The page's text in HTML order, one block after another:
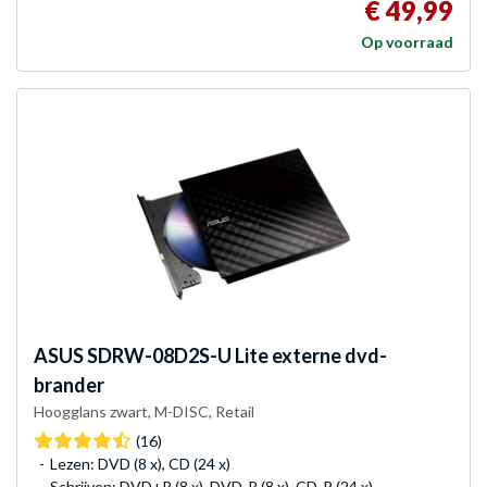
€ 49,99
Op voorraad
ASUSSDRW-08D2S-U Lite externe dvd-
brander
Hoogglans zwart, M-DISC, Retail
(16)
Lezen: DVD (8 x), CD (24 x)